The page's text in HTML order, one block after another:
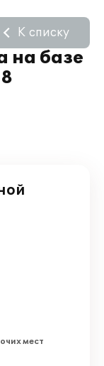
на базе
К списку
мест